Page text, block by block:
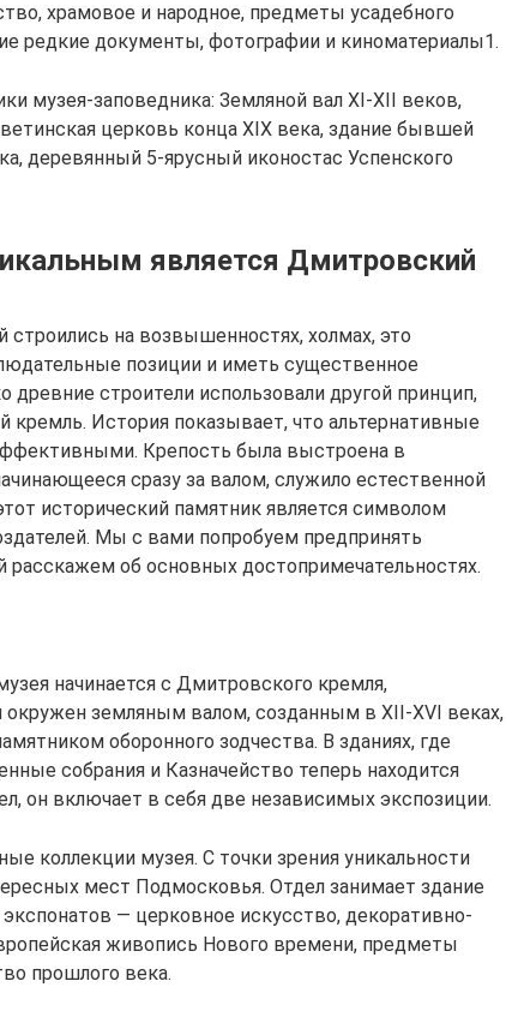
храмовое и народное, предметы усадебного
редкие документы, фотографии и киноматериалы1.
музея-заповедника: Земляной вал XI-XII веков,
церковь конца XIX века, здание бывшей
деревянный 5-ярусный иконостас Успенского
является Дмитровский
строились на возвышенностях, холмах, это
позиции и иметь существенное
строители использовали другой принцип,
кремль. История показывает, что альтернативные
Крепость была выстроена в
сразу за валом, служило естественной
исторический памятник является символом
Мы с вами попробуем предпринять
расскажем об основных достопримечательностях.
начинается с Дмитровского кремля,
земляным валом, созданным в XII-XVI веках,
оборонного зодчества. В зданиях, где
собрания и Казначейство теперь находится
он включает в себя две независимых экспозиции.
коллекции музея. С точки зрения уникальности
мест Подмосковья. Отдел занимает здание
— церковное искусство, декоративно-
живопись Нового времени, предметы
прошлого века.